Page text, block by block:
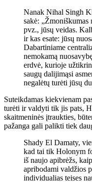
Nanak Nihal Singh
sakė:
pvz., jūsų veidas.
ir kas esate: jūsų
Dabartiniame
nemokamą
erdvė, kurioje
saugų dalijimąsi
negalėtų turėti jūsų
Suteikdamas kiekvienam
turėti ir valdyti tik jis pats,
skaitmeninės įtraukties,
pažanga gali palikti tiek
Shady El Damaty,
kad tai tik Holonym
iš naujo apibrėžs,
apribodami valdžios
individualias teises